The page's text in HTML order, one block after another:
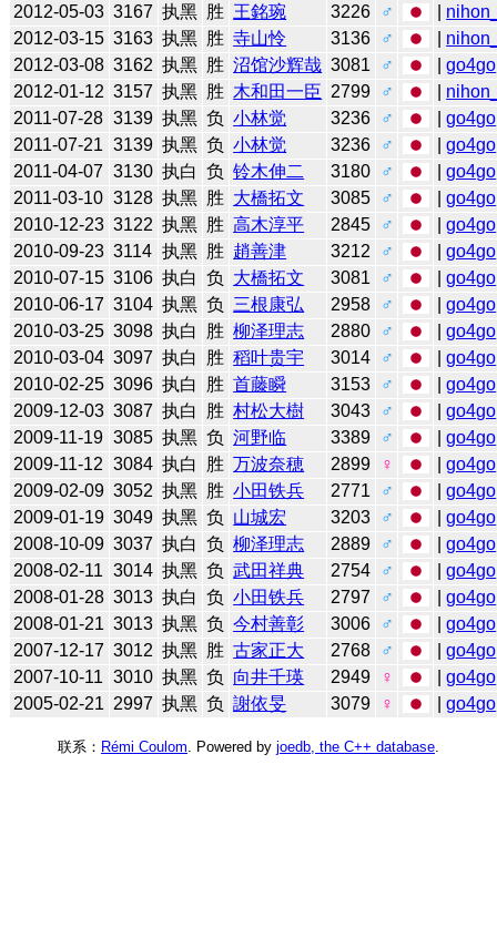
2012-05-03 3167 执黑 胜 王銘琬 3226 ♂
2012-03-15 3163 执黑 胜 寺山怜 3136 ♂
2012-03-08 3162 执黑 胜 沼馆沙辉哉 3081 ♂ |go4go
2012-01-12 3157 执黑 胜 木和田一臣 2799 ♂
2011-07-28 3139 执黑 负 小林觉 3236 ♂ |go4go
2011-07-21 3139 执黑 负 小林觉 3236 ♂ |go4go
2011-04-07 3130 执白 负 铃木伸二 3180 ♂ |go4go
2011-03-10 3128 执黑 胜 大橋拓文 3085 ♂ |go4go
2010-12-23 3122 执黑 胜 高木淳平 2845 ♂ |go4go
2010-09-23 3114 执黑 胜 趙善津 3212 ♂ |go4go
2010-07-15 3106 执白 负 大橋拓文 3081 ♂ |go4go
2010-06-17 3104 执黑 负 三根康弘 2958 ♂ |go4go
2010-03-25 3098 执白 胜 柳泽理志 2880 ♂ |go4go
2010-03-04 3097 执白 胜 稻叶贵宇 3014 ♂ |go4go
2010-02-25 3096 执白 胜 首藤瞬 3153 ♂ |go4go
2009-12-03 3087 执白 胜 村松大樹 3043 ♂ |go4go
2009-11-19 3085 执黑 负 河野临 3389 ♂ |go4go
2009-11-12 3084 执白 胜 万波奈穂 2899 ♀ |go4go
2009-02-09 3052 执黑 胜 小田铁兵 2771 ♂ |go4go
2009-01-19 3049 执黑 负 山城宏 3203 ♂ |go4go
2008-10-09 3037 执白 负 柳泽理志 2889 ♂ |go4go
2008-02-11 3014 执黑 负 武田祥典 2754 ♂ |go4go
2008-01-28 3013 执白 负 小田铁兵 2797 ♂ |go4go
2008-01-21 3013 执黑 负 今村善彰 3006 ♂ |go4go
2007-12-17 3012 执黑 胜 古家正大 2768 ♂ |go4go
2007-10-11 3010 执黑 负 向井千瑛 2949 ♀ |go4go
2005-02-21 2997 执黑 负 謝依旻 3079 ♀ |go4go
联系： Rémi Coulom . Powered by joedb, the C++ database